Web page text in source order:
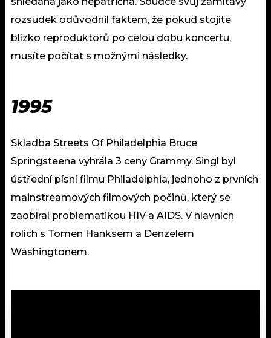
rozsudek odůvodnil faktem, že pokud stojíte
blízko reproduktorů po celou dobu koncertu,
musíte počítat s možnými následky.
1995
Skladba Streets Of Philadelphia Bruce
Springsteena vyhrála 3 ceny Grammy. Singl byl
ústřední písní filmu Philadelphia, jednoho z prvních
mainstreamových filmových počinů, který se
zaobíral problematikou HIV a AIDS. V hlavních
rolích s Tomen Hanksem a Denzelem
Washingtonem.